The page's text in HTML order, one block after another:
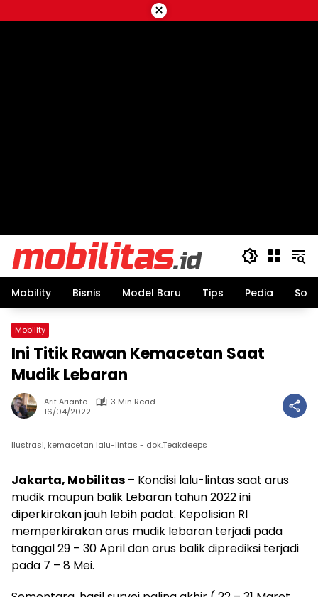
to
×
Mobility Bisnis Model Baru Tips Pedia
Mobility
Ini Titik Rawan Kemacetan Saat
Mudik Lebaran
Arif Arianto
3 Min Read
16/04/2022
Ilustrasi, kemacetan lalu-lintas - dok.Teakdeeps
Jakarta, Mobilitas – Kondisi lalu-lintas saat arus
mudik maupun balik Lebaran tahun 2022 ini
diperkirakan jauh lebih padat. Kepolisian RI
memperkirakan arus mudik lebaran terjadi pada
tanggal 29 – 30 April dan arus balik diprediksi terjadi
pada 7 – 8 Mei.